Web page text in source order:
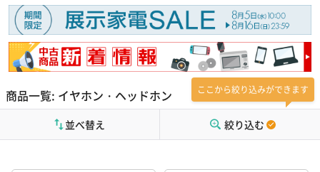
商品一覧: イヤホン・ヘッドホン ここから絞り込みができます
絞り込む
並べ替え